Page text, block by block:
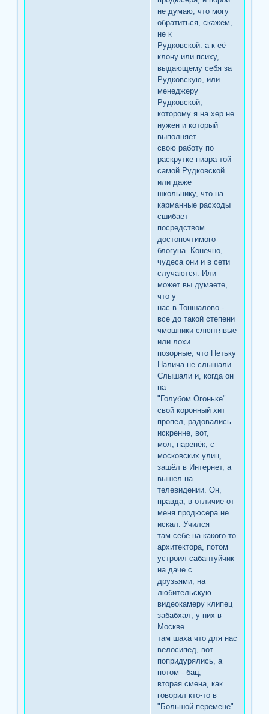
не думаю, что могу
обратиться, скажем,
не к
Рудковской. а к её
клону или психу,
выдающему себя за
Рудковскую, или
менеджеру
Рудковской,
которому я на хер не
нужен и который
выполняет
свою работу по
раскрутке пиара той
самой Рудковской
или даже
школьнику, что на
карманные расходы
сшибает
посредством
достопочтимого
блогуна. Конечно,
чудеса они и в сети
случаются. Или
может вы думаете,
что у
нас в Тоншалово -
все до такой степени
чмошники слюнтявые
или лохи
позорные, что Петьку
Налича не слышали.
Слышали и, когда он
на
"Голубом Огоньке"
свой коронный хит
пропел, радовались
искренне, вот,
мол, паренёк, с
московских улиц,
зашёл в Интернет, а
вышел на
телевидении. Он,
правда, в отличие от
меня продюсера не
искал. Учился
там себе на какого-то
архитектора, потом
устроил сабантуйчик
на даче с
друзьями, на
любительскую
видеокамеру клипец
забабхал, у них в
Москве
там шаха что для нас
велосипед, вот
попридурялись, а
потом - бац,
вторая смена, как
говорил кто-то в
"Большой перемене"